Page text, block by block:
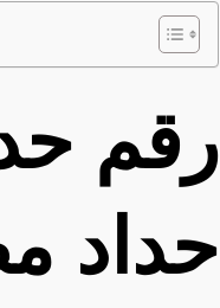
حداد